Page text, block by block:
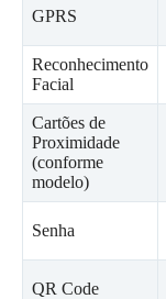
GPRS
Reconhecimento
Facial
Cartões de
Proximidade
(conforme
modelo)
Senha
QR Code